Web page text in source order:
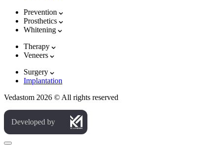
Prevention
Prosthetics
Whitening
Therapy
Veneers
Surgery
Implantation
Vedastom 2026 © All rights reserved
Developed by